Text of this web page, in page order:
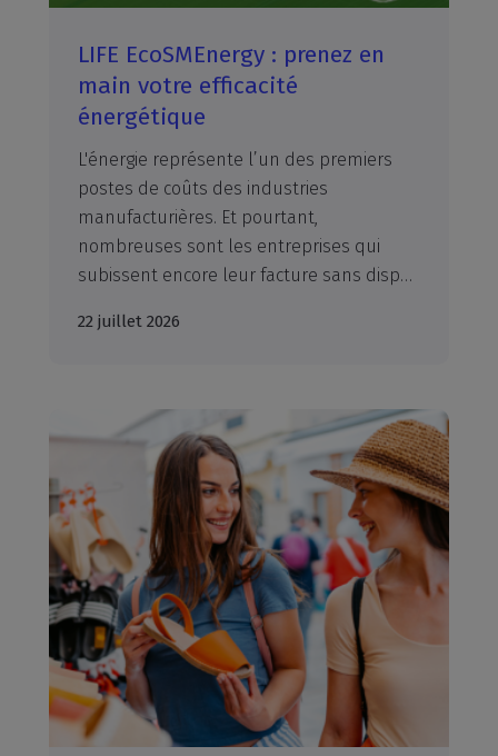
LIFE EcoSMEnergy : prenez en
main votre efficacité
énergétique
L'énergie représente l’un des premiers
postes de coûts des industries
manufacturières. Et pourtant,
nombreuses sont les entreprises qui
subissent encore leur facture sans disposer des outils pour inverser la tendance. La CCI métropolitaine Aix-Marseille-Provence (CCIAMP), lauréate du programme européen LIFE EcoSMEnergy cofinancé par l'Union européenne, propose aux entreprises un accompagnement adapté et gratuit pour les entreprises participantes.
22 juillet 2026